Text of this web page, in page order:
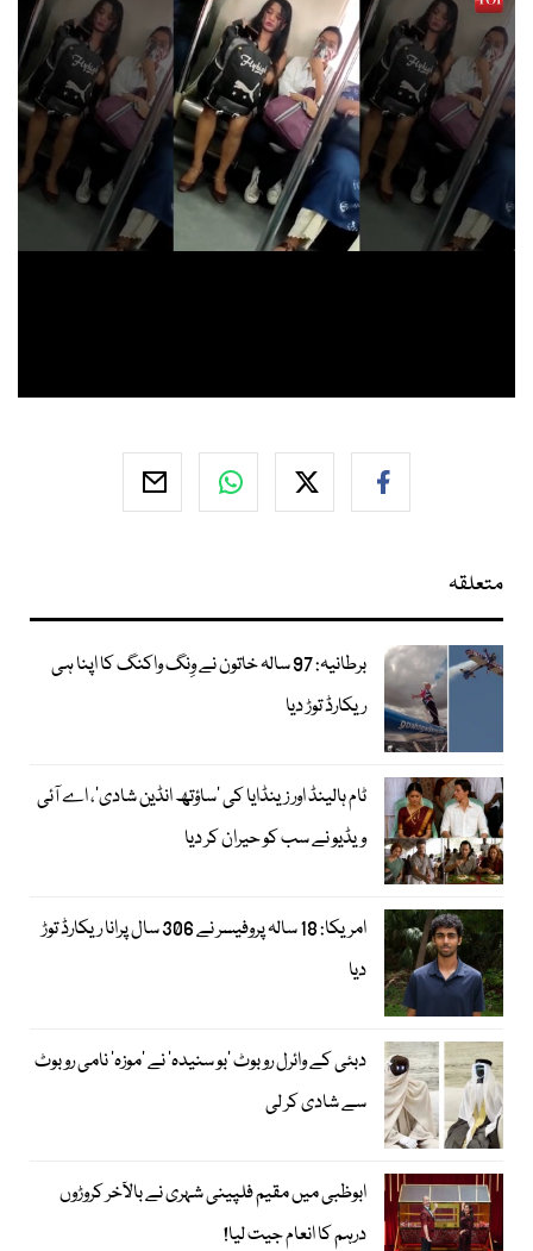
متعلقہ
برطانیہ: 97 سالہ خاتون نے وِنگ واکنگ کا اپنا ہی
ریکارڈ توڑ دیا
ٹام ہالینڈ اور زینڈایا کی ’ساؤتھ انڈین شادی‘، اے آئی
ویڈیو نے سب کو حیران کر دیا
امریکا: 18 سالہ پروفیسر نے 306 سال پرانا ریکارڈ توڑ
دیا
دبئی کے وائرل روبوٹ ’بو سنیدہ‘ نے ’موزہ‘ نامی روبوٹ
سے شادی کر لی
ابوظبی میں مقیم فلپینی شہری نے بالآخر کروڑوں
درہم کا انعام جیت لیا!